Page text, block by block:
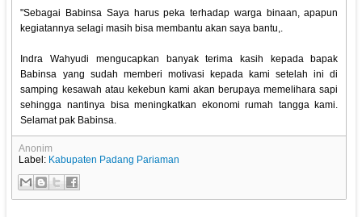
"Sebagai Babinsa Saya harus peka terhadap warga binaan, apapun
kegiatannya selagi masih bisa membantu akan saya bantu,.
Indra Wahyudi mengucapkan banyak terima kasih kepada bapak
Babinsa yang sudah memberi motivasi kepada kami setelah ini di
samping kesawah atau kekebun kami akan berupaya memelihara sapi
sehingga nantinya bisa meningkatkan ekonomi rumah tangga kami.
Selamat pak Babinsa.
Anonim
Label: Kabupaten Padang Pariaman